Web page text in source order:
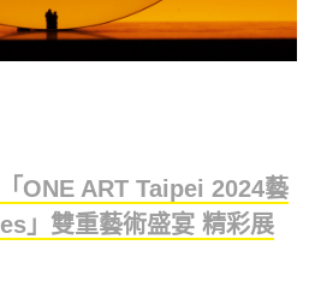
「ONE ART Taipei 2024藝
」雙重藝術盛宴 精彩展